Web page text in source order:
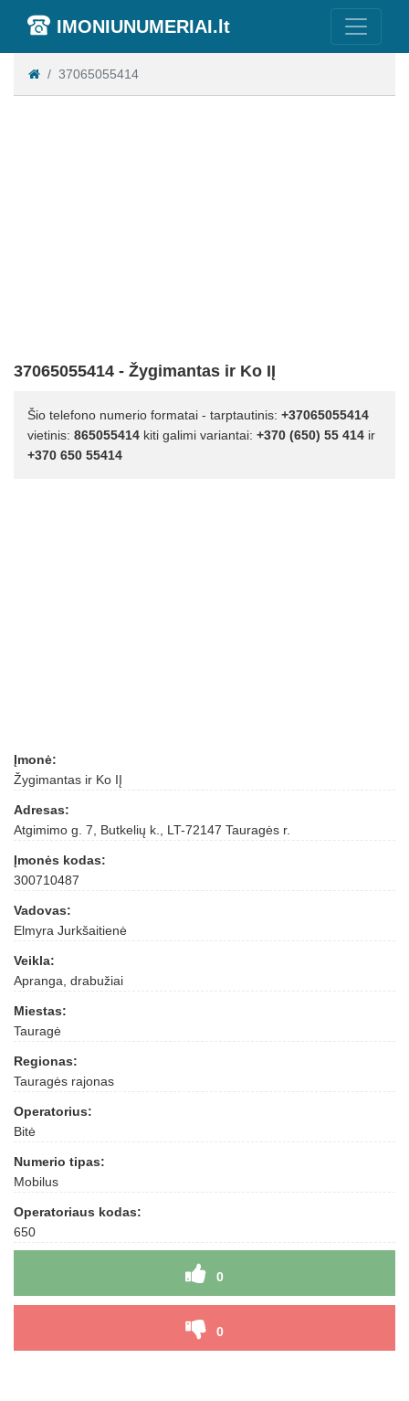
IMONIUNUMERIAI.lt
37065055414
37065055414 - Žygimantas ir Ko IĮ
Šio telefono numerio formatai - tarptautinis: +37065055414
vietinis: 865055414 kiti galimi variantai: +370 (650) 55 414 ir
+370 650 55414
Įmonė:
Žygimantas ir Ko IĮ
Adresas:
Atgimimo g. 7, Butkelių k., LT-72147 Tauragės r.
Įmonės kodas:
300710487
Vadovas:
Elmyra Jurkšaitienė
Veikla:
Apranga, drabužiai
Miestas:
Tauragė
Regionas:
Tauragės rajonas
Operatorius:
Bitė
Numerio tipas:
Mobilus
Operatoriaus kodas:
650
0
0